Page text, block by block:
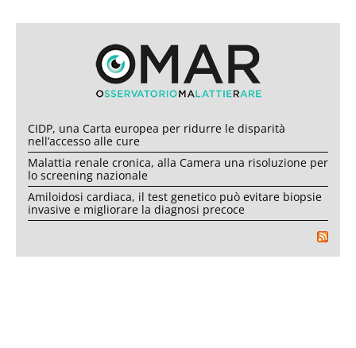
CIDP, una Carta europea per ridurre le disparità
nell’accesso alle cure
Malattia renale cronica, alla Camera una risoluzione per
lo screening nazionale
Amiloidosi cardiaca, il test genetico può evitare biopsie
invasive e migliorare la diagnosi precoce